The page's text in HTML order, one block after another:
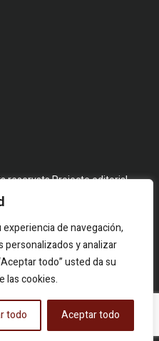
de navegación,
y analizar
todo” usted da su
las cookies.
todo Aceptar todo
reservats.Projecte editorial
a identitats creatives sota
a partir de fets reals i fonts